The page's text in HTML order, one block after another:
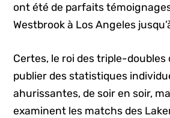
ont été de parfaits
Westbrook à Los Angeles
Certes, le roi des triple-doubles
publier des statistiques
ahurissantes, de soir en soir,
examinent les matchs des